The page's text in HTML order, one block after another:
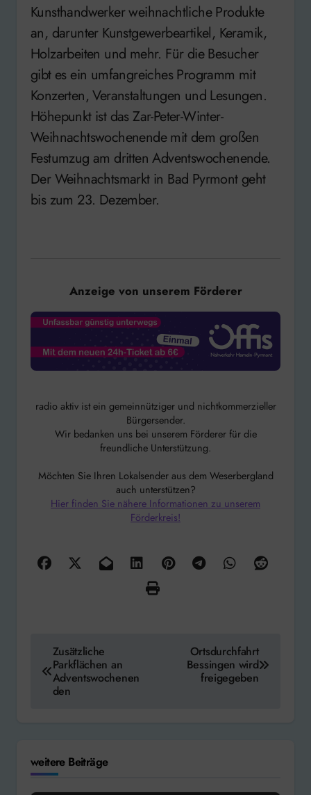
Kunsthandwerker weihnachtliche Produkte
an, darunter Kunstgewerbeartikel, Keramik,
Holzarbeiten und mehr. Für die Besucher
gibt es ein umfangreiches Programm mit
Konzerten, Veranstaltungen und Lesungen.
Höhepunkt ist das Zar-Peter-Winter-
Weihnachtswochenende mit dem großen
Festumzug am dritten Adventswochenende.
Der Weihnachtsmarkt in Bad Pyrmont geht
bis zum 23. Dezember.
Anzeige von unserem Förderer
radio aktiv ist ein gemeinnütziger und nichtkommerzieller
Bürgersender.
Wir bedanken uns bei unserem Förderer für die
freundliche Unterstützung.
Möchten Sie Ihren Lokalsender aus dem Weserbergland
auch unterstützen?
Hier finden Sie nähere Informationen zu unserem
Förderkreis!
Beitragsnavigation
Zusätzliche
Parkflächen an
Adventswochenen
den
Ortsdurchfahrt
Bessingen wird
freigegeben
weitere Beiträge